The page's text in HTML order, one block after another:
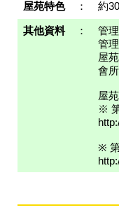
屋苑特色 ： 約
其他資料 ：
管
管
屋
會
屋
※
※